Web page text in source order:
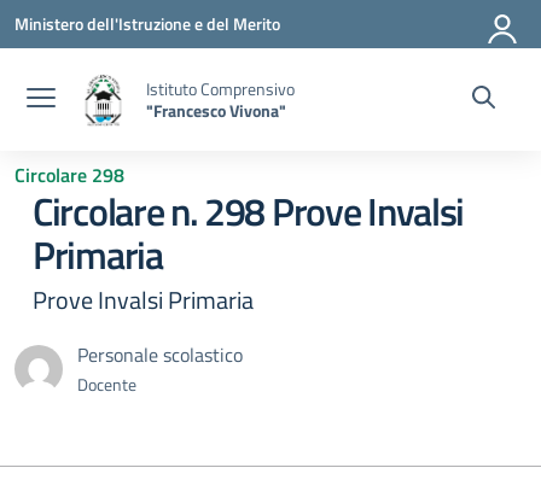
Vai ai contenuti
Vai al menu di navigazione
Vai al footer
Ministero dell'Istruzione e del Merito
Istituto Comprensivo
"Francesco Vivona"
Circolare 298
Circolare n. 298 Prove Invalsi
Primaria
Prove Invalsi Primaria
Personale scolastico
Docente